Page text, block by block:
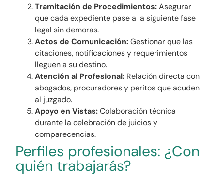
Tramitación de Procedimientos:Asegurar
que cada expediente pase a la siguiente fase
legal sin demoras.
Actos de Comunicación:Gestionar que las
citaciones, notificaciones y requerimientos
lleguen a su destino.
Atención al Profesional: Relación directa con
abogados, procuradores y peritos que acuden
al juzgado.
Apoyo en Vistas:Colaboración técnica
durante la celebración de juicios y
comparecencias.
Perfiles profesionales: ¿Con
quién trabajarás?